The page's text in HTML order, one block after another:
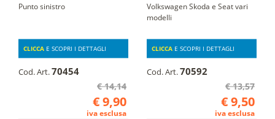
Punto sinistro
CLICCA E SCOPRI I DETTAGLI
Cod. Art.70454
€ 14,14
€ 9,90
iva esclusa
Volkswagen Skoda e Seat vari
modelli
CLICCA E SCOPRI I DETTAGLI
Cod. Art.70592
€ 13,57
€ 9,50
iva esclusa